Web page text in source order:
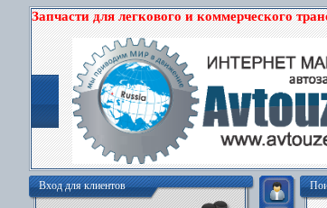
Запчасти для легкового и коммерческого
Вход для клиентов